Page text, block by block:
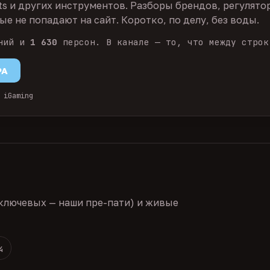
и других инструментов. Разборы брендов,
не попадают на сайт. Коротко, по делу, без воды.
и 1 630 персон. В канале — то, что между
— наши пре-пати) и живые